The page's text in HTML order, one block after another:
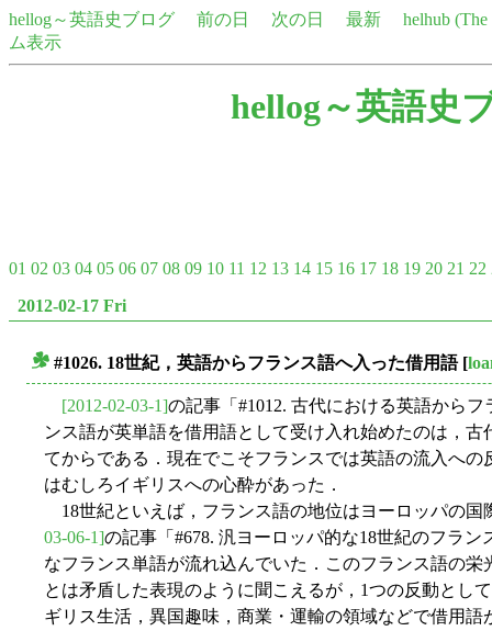
hellog～英語史ブログ 前の日 次の日 最新
helhub
ム表示
hellog～英語史
01 02 03 04 05 06 07 08 09 10 11 12 13 14 15 16 17 18 19 20 21 22
2012-02-17 Fri
#1026. 18世紀，英語からフランス語へ入った借用語[
[2012-02-03-1]の記事「#1012. 古代における英語から
ンス語が英単語を借用語として受け入れ始めたのは，
てからである．現在でこそフランスでは英語の流入へ
はむしろイギリスへの心酔があった．
18世紀といえば，フランス語の地位はヨーロッパの国
03-06-1]の記事「#678. 汎ヨーロッパ的な18世紀のフラ
なフランス単語が流れ込んでいた．このフランス語の
とは矛盾した表現のように聞こえるが，1つの反動とし
ギリス生活，異国趣味，商業・運輸の領域などで借用